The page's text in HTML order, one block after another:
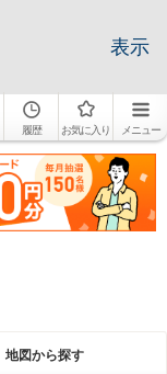
表示
履歴 お気に入り メニュー
地図から探す